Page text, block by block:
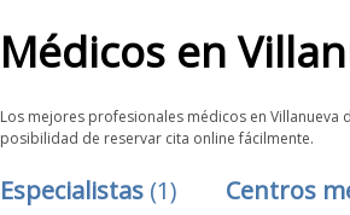
Médicos en
Los mejores profesionales médicos en
posibilidad de reservar cita online fácilmente.
Especialistas (1) Centros